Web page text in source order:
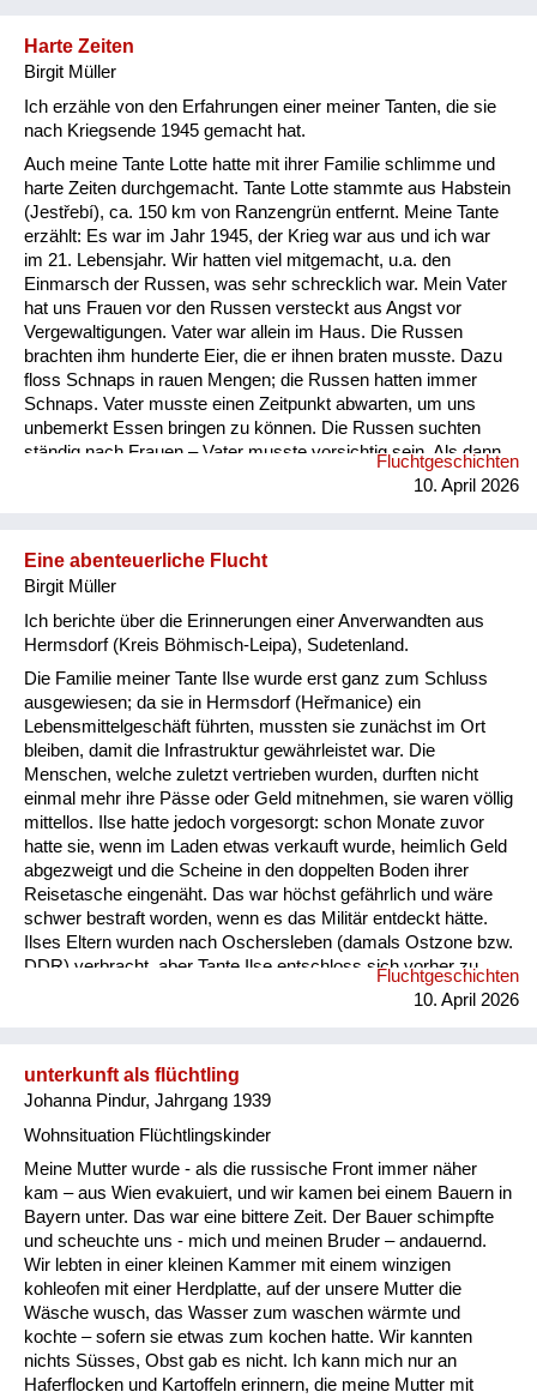
durften nur mitnehmen, was sie tragen konnten. Im Lager
blieben wir eine Woche unter widrigen Umständen. Die
sanitären Anlagen und Toilet...
Harte Zeiten
Birgit Müller
Ich erzähle von den Erfahrungen einer meiner Tanten, die sie
nach Kriegsende 1945 gemacht hat.
Auch meine Tante Lotte hatte mit ihrer Familie schlimme und
harte Zeiten durchgemacht. Tante Lotte stammte aus Habstein
(Jestřebí), ca. 150 km von Ranzengrün entfernt. Meine Tante
erzählt: Es war im Jahr 1945, der Krieg war aus und ich war
im 21. Lebensjahr. Wir hatten viel mitgemacht, u.a. den
Einmarsch der Russen, was sehr schrecklich war. Mein Vater
hat uns Frauen vor den Russen versteckt aus Angst vor
Vergewaltigungen. Vater war allein im Haus. Die Russen
brachten ihm hunderte Eier, die er ihnen braten musste. Dazu
floss Schnaps in rauen Mengen; die Russen hatten immer
Schnaps. Vater musste einen Zeitpunkt abwarten, um uns
unbemerkt Essen bringen zu können. Die Russen suchten
ständig nach Frauen – Vater musste vorsichtig sein. Als dann
die schreckliche Zeit mit den Russen vorbei war, kam das
Polizist zur Hausdurchsuchung. Er fand eine
Hakenkreuzfahne im Kleiderschra...
Fluchtgeschichten
10. April 2026
Eine abenteuerliche Flucht
Birgit Müller
Ich berichte über die Erinnerungen einer Anverwandten aus
Hermsdorf (Kreis Böhmisch-Leipa), Sudetenland.
Die Familie meiner Tante Ilse wurde erst ganz zum Schluss
ausgewiesen; da sie in Hermsdorf (Heřmanice) ein
Lebensmittelgeschäft führten, mussten sie zunächst im Ort
bleiben, damit die Infrastruktur gewährleistet war. Die
Menschen, welche zuletzt vertrieben wurden, durften nicht
einmal mehr ihre Pässe oder Geld mitnehmen, sie waren völlig
mittellos. Ilse hatte jedoch vorgesorgt: schon Monate zuvor
hatte sie, wenn im Laden etwas verkauft wurde, heimlich Geld
abgezweigt und die Scheine in den doppelten Boden ihrer
Reisetasche eingenäht. Das war höchst gefährlich und wäre
schwer bestraft worden, wenn es das Militär entdeckt hätte.
Ilses Eltern wurden nach Oschersleben (damals Ostzone bzw.
DDR) verbracht, aber Tante Ilse entschloss sich vorher zu
einer abenteuerlichen und lebensgefährlichen Flucht über die
Grenze nach Westdeutschland: Sie fuhr mit einem LKW mit
geben. Der Fahrer schmiss Ilse auf der Anhöhe eines Berges
kurzerhan...
Fluchtgeschichten
10. April 2026
unterkunft als flüchtling
Johanna Pindur, Jahrgang 1939
Wohnsituation Flüchtlingskinder
Meine Mutter wurde - als die russische Front immer näher
kam – aus Wien evakuiert, und wir kamen bei einem Bauern in
Bayern unter. Das war eine bittere Zeit. Der Bauer schimpfte
und scheuchte uns - mich und meinen Bruder – andauernd.
Wir lebten in einer kleinen Kammer mit einem winzigen
kohleofen mit einer Herdplatte, auf der unsere Mutter die
Wäsche wusch, das Wasser zum waschen wärmte und
kochte – sofern sie etwas zum kochen hatte. Wir kannten
nichts Süsses, Obst gab es nicht. Ich kann mich nur an
Haferflocken und Kartoffeln erinnern, die meine Mutter mit